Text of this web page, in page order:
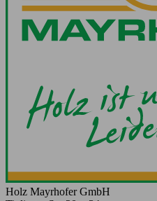
Holz Mayrhofer GmbH